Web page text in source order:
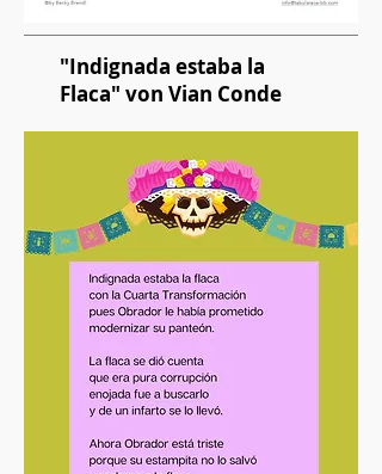
"Indignada estaba la
Flaca" von Vian Conde